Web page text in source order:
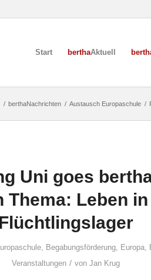
Start berthaAktuell
/ berthaNachrichten / Austausch Europaschule /
Uni goes
Thema: Leben
Flüchtlingslager
, Begabungsförderung, Europa,
Veranstaltungen / von Jan Krug